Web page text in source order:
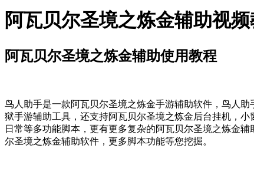
阿瓦贝尔圣境之炼金辅助视
阿瓦贝尔圣境之炼金辅助使用教程
鸟人助手是一款阿瓦贝尔圣境之炼金手游辅助软件，鸟人
狱手游辅助工具，还支持阿瓦贝尔圣境之炼金后台挂机，
日常等多功能脚本，更有更多复杂的阿瓦贝尔圣境之炼金
尔圣境之炼金辅助软件，更多脚本功能等您挖掘。